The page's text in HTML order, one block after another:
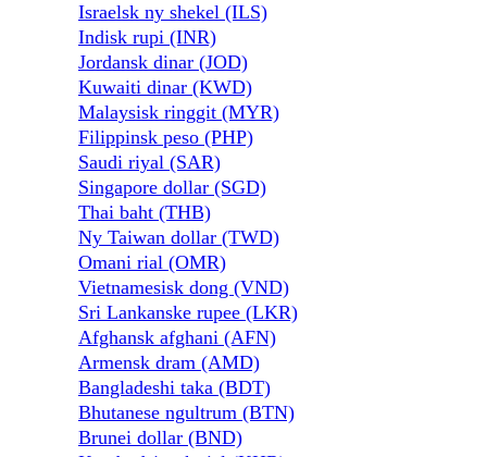
Israelsk ny shekel (ILS)
Indisk rupi (INR)
Jordansk dinar (JOD)
Kuwaiti dinar (KWD)
Malaysisk ringgit (MYR)
Filippinsk peso (PHP)
Saudi riyal (SAR)
Singapore dollar (SGD)
Thai baht (THB)
Ny Taiwan dollar (TWD)
Omani rial (OMR)
Vietnamesisk dong (VND)
Sri Lankanske rupee (LKR)
Afghansk afghani (AFN)
Armensk dram (AMD)
Bangladeshi taka (BDT)
Bhutanese ngultrum (BTN)
Brunei dollar (BND)